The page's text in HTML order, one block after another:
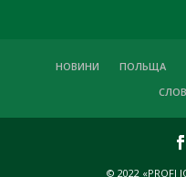
НОВИНИ ПОЛЬЩА
© 2022 «PROFI